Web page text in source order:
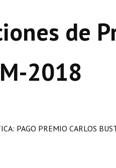
de
2018
PAGO PREMIO CARLOS